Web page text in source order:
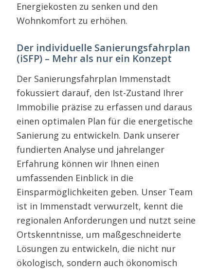
Energiekosten zu senken und den
Wohnkomfort zu erhöhen.
Der individuelle Sanierungsfahrplan
(iSFP) – Mehr als nur ein Konzept
Der Sanierungsfahrplan Immenstadt
fokussiert darauf, den Ist-Zustand Ihrer
Immobilie präzise zu erfassen und daraus
einen optimalen Plan für die energetische
Sanierung zu entwickeln. Dank unserer
fundierten Analyse und jahrelanger
Erfahrung können wir Ihnen einen
umfassenden Einblick in die
Einsparmöglichkeiten geben. Unser Team
ist in Immenstadt verwurzelt, kennt die
regionalen Anforderungen und nutzt seine
Ortskenntnisse, um maßgeschneiderte
Lösungen zu entwickeln, die nicht nur
ökologisch, sondern auch ökonomisch